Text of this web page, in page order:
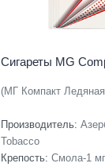
Сигареты MG
(МГ Компакт
Производитель:
Tobacco
Крепость: Смола-1